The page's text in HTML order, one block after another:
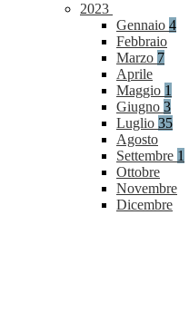
2023
Gennaio 4
Febbraio
Marzo 7
Aprile
Maggio 1
Giugno 3
Luglio 35
Agosto
Settembre 1
Ottobre
Novembre
Dicembre